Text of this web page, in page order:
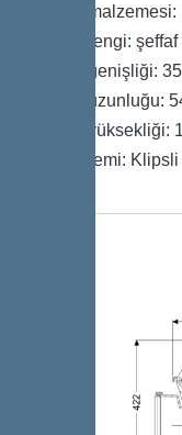
Kapak
Kapak rengi: şeffaf
Kapak genişliği:
Kapak uzunluğu:
Kapak yüksekliği:
Kilit sistemi: